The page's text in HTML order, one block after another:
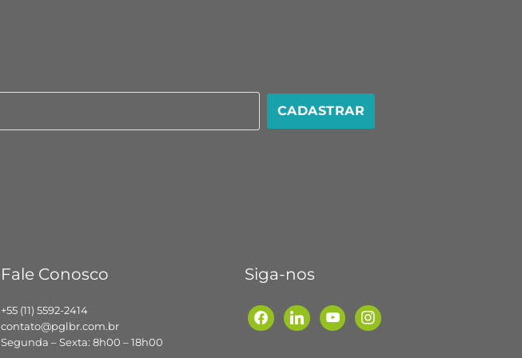
CADASTRAR
Fale Conosco
+55 (11) 5592-2414
contato@pglbr.com.br
Segunda – Sexta: 8h00 – 18h00
Siga-nos